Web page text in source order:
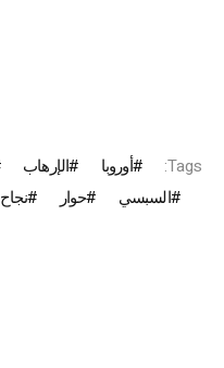
Tags: أوروبا الإرهاب
السبسي
حوار نجاح